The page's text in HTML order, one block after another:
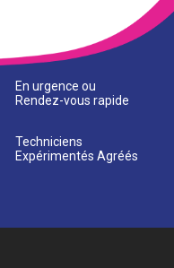
En urgence ou
Rendez-vous rapide
Techniciens
Expérimentés Agréés